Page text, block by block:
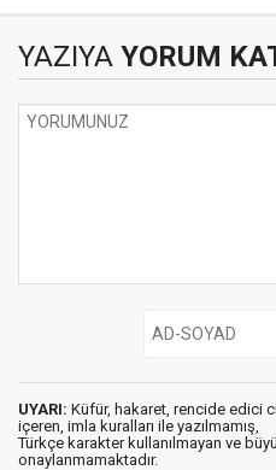
YAZIYA YORUM
UYARI: Küfür, hakaret, rencide edici
içeren, imla kuralları ile yazılmamış,
Türkçe karakter kullanılmayan ve
onaylanmamaktadır.